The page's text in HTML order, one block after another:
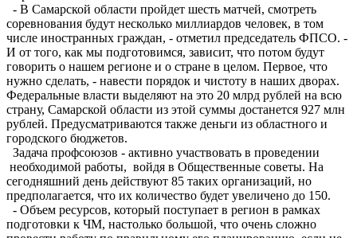
- В Самарской области пройдет шесть матчей, смотреть
соревнования будут несколько миллиардов человек, в том
числе иностранных граждан, - отметил председатель ФПСО. -
И от того, как мы подготовимся, зависит, что потом будут
говорить о нашем регионе и о стране в целом. Первое, что
нужно сделать, - навести порядок и чистоту в наших дворах.
Федеральные власти выделяют на это 20 млрд рублей на всю
страну, Самарской области из этой суммы достанется 927 млн
рублей. Предусматриваются также деньги из областного и
городского бюджетов.
Задача профсоюзов - активно участвовать в проведении
необходимой работы, войдя в Общественные советы. На
сегодняшний день действуют 85 таких организаций, но
предполагается, что их количество будет увеличено до 150.
- Объем ресурсов, который поступает в регион в рамках
подготовки к ЧМ, настолько большой, что очень сложно